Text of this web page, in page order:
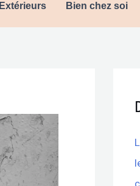
Extérieurs Bien chez soi